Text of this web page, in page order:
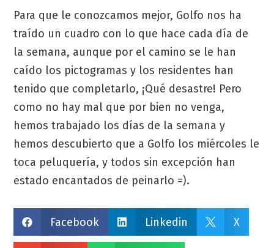
Para que le conozcamos mejor, Golfo nos ha
traído un cuadro con lo que hace cada día de
la semana, aunque por el camino se le han
caído los pictogramas y los residentes han
tenido que completarlo, ¡Qué desastre! Pero
como no hay mal que por bien no venga,
hemos trabajado los días de la semana y
hemos descubierto que a Golfo los miércoles le
toca peluquería, y todos sin excepción han
estado encantados de peinarlo =).
 Facebook  Linkedin  X